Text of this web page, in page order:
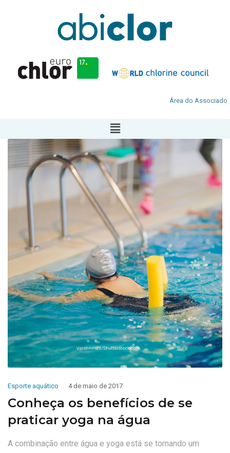
Área do Associado
Esporte aquático 4 de maio de 2017
Conheça os benefícios de se
praticar yoga na água
A combinação entre água e yoga está se tornando um